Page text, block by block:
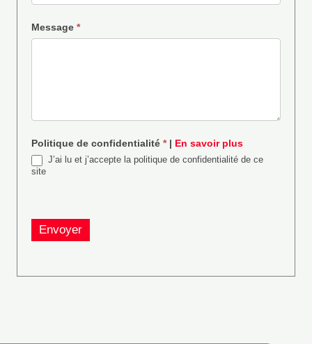
Message *
Politique de confidentialité *| En savoir plus
J’ai lu et j’accepte la politique de confidentialité de ce
site
Envoyer